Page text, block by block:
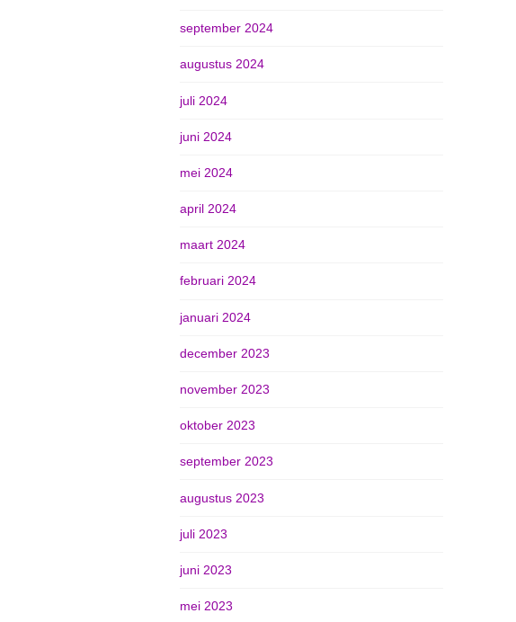
september 2024
augustus 2024
juli 2024
juni 2024
mei 2024
april 2024
maart 2024
februari 2024
januari 2024
december 2023
november 2023
oktober 2023
september 2023
augustus 2023
juli 2023
juni 2023
mei 2023